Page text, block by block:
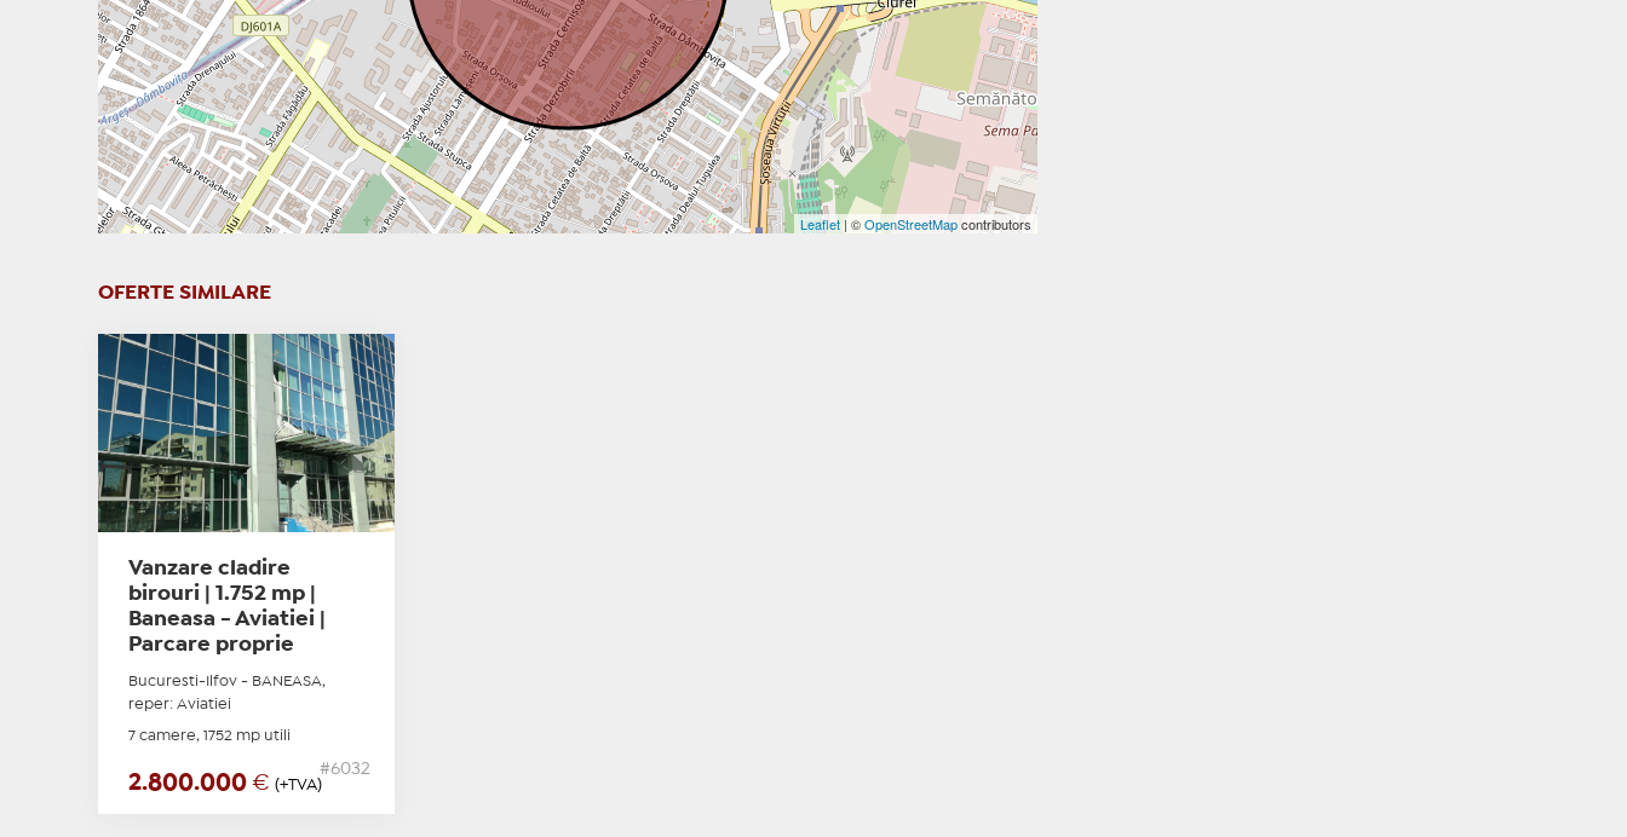
Leaflet| ©OpenStreetMapcontributors
OFERTE SIMILARE
Vanzare cladire
birouri | 1.752 mp |
Baneasa - Aviatiei |
Parcare proprie
Bucuresti-Ilfov - BANEASA,
reper: Aviatiei
7 camere, 1752 mp utili
2.800.000 € (+TVA)
#6032